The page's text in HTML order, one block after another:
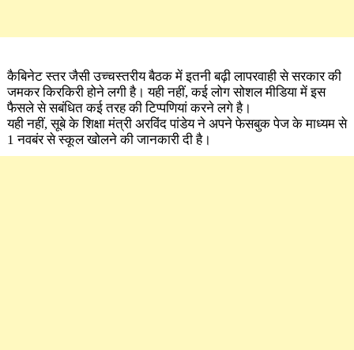
कैबिनेट स्तर जैसी उच्चस्तरीय बैठक में इतनी बढ़ी लापरवाही से सरकार की
जमकर किरकिरी होने लगी है। यही नहीं, कई लोग सोशल मीडिया में इस
फैसले से सबंधित कई तरह की टिप्पणियां करने लगे है।
यही नहीं, सूबे के शिक्षा मंत्री अरविंद पांडेय ने अपने फेसबुक पेज के माध्यम से
1 नवबंर से स्कूल खोलने की जानकारी दी है।